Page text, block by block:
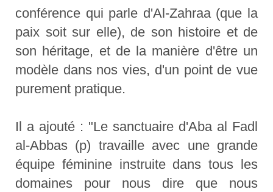
conférence qui parle d'Al-Zahraa (que la
paix soit sur elle), de son histoire et de
son héritage, et de la manière d'être un
modèle dans nos vies, d'un point de vue
purement pratique.
Il a ajouté : "Le sanctuaire d'Aba al Fadl
al-Abbas (p) travaille avec une grande
équipe féminine instruite dans tous les
domaines pour nous dire que nous